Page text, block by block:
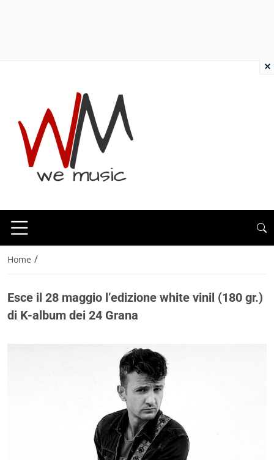
Home /
Esce il 28 maggio l’edizione white vinil (180 gr.)
di K-album dei 24 Grana
×